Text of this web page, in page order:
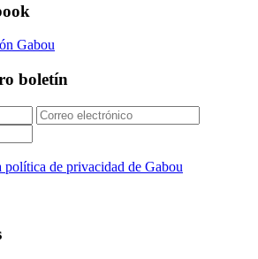
Gabou
boletín
de privacidad de Gabou